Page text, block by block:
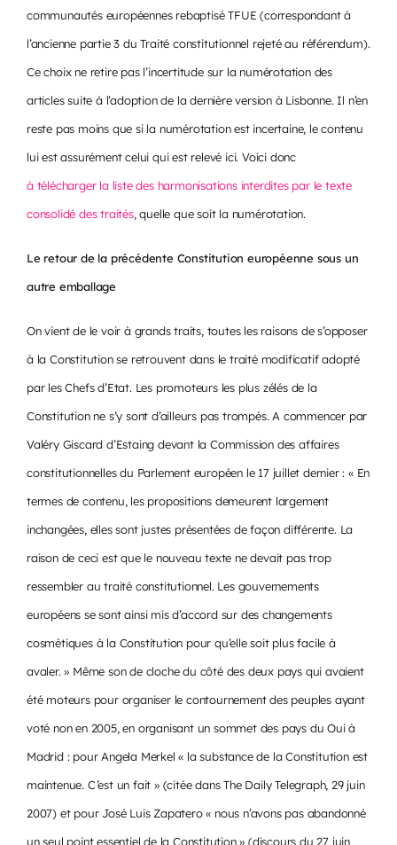
communautés européennes rebaptisé TFUE (correspondant à
l’ancienne partie 3 du Traité constitutionnel rejeté au référendum).
Ce choix ne retire pas l’incertitude sur la numérotation des
articles suite à l’adoption de la dernière version à Lisbonne. Il n’en
reste pas moins que si la numérotation est incertaine, le contenu
lui est assurément celui qui est relevé ici. Voici donc
à télécharger la liste des harmonisations interdites par le texte
consolidé des traités, quelle que soit la numérotation.
Le retour de la précédente Constitution européenne sous un
autre emballage
On vient de le voir à grands traits, toutes les raisons de s’opposer
à la Constitution se retrouvent dans le traité modificatif adopté
par les Chefs d’Etat. Les promoteurs les plus zélés de la
Constitution ne s’y sont d’ailleurs pas trompés. A commencer par
Valéry Giscard d’Estaing devant la Commission des affaires
constitutionnelles du Parlement européen le 17 juillet dernier : « En
termes de contenu, les propositions demeurent largement
inchangées, elles sont justes présentées de façon différente. La
raison de ceci est que le nouveau texte ne devait pas trop
ressembler au traité constitutionnel. Les gouvernements
européens se sont ainsi mis d’accord sur des changements
cosmétiques à la Constitution pour qu’elle soit plus facile à
avaler. » Même son de cloche du côté des deux pays qui avaient
été moteurs pour organiser le contournement des peuples ayant
voté non en 2005, en organisant un sommet des pays du Oui à
Madrid : pour Angela Merkel « la substance de la Constitution est
maintenue. C’est un fait » (citée dans The Daily Telegraph, 29 juin
2007) et pour José Luis Zapatero « nous n’avons pas abandonné
un seul point essentiel de la Constitution » (discours du 27 juin